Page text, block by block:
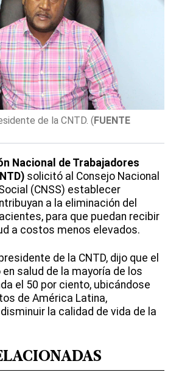
de la CNTD. ( FUENTE
Nacional de Trabajadores
solicitó al Consejo Nacional
(CNSS) establecer
a la eliminación del
para que puedan recibir
a costos menos elevados.
de la CNTD, dijo que el
salud de la mayoría de los
el 50 por ciento, ubicándose
de América Latina,
la calidad de vida de la